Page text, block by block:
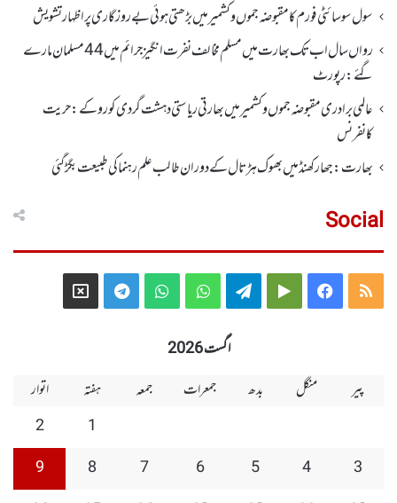
سول سوسائٹی فورم کا مقبوضہ جموں وکشمیر میں بڑھتی ہوئی بے روزگاری پر اظہارتشویش
رواں سال اب تک بھارت میں مسلم مخالف نفرت انگیز جرائم میں 44 مسلمان مارے
گئے: رپورٹ
عالمی برادری مقبوضہ جموں وکشمیر میں بھارتی ریاستی دہشت گردی کو روکے : حریت
کانفرنس
بھارت :جھارکھنڈمیں بھوک ہڑتال کے دوران طالب علم رہنما کی طبیعت بگڑ گئی
Social
RSS
Facebook
Google
Telegram
WhatsApp
WhatsApp
Telegram
X
اگست 2026
پیر
منگل بدھ جمعرات جمعہ ہفتہ
اتوار
1
2
3
4
5
6
7
8
9